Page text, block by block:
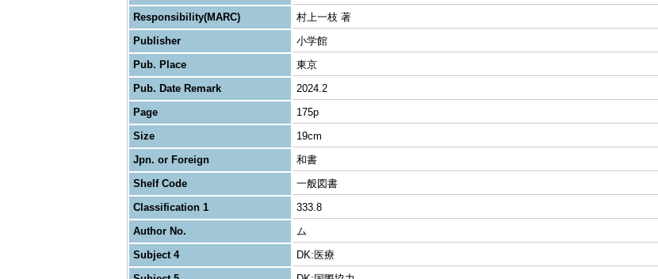
Responsibility(MARC)
村上一枝 著
Publisher
小学館
Pub. Place
東京
Pub. Date Remark
2024.2
Page
175p
Size
19cm
Jpn. or Foreign
和書
Shelf Code
一般図書
Classification 1
333.8
Author No.
ム
Subject 4
DK:医療